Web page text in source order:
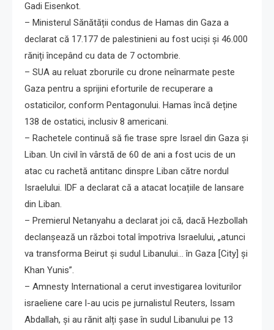
Gadi Eisenkot.
– Ministerul Sănătății condus de Hamas din Gaza a
declarat că 17.177 de palestinieni au fost uciși și 46.000
răniți începând cu data de 7 octombrie.
– SUA au reluat zborurile cu drone neînarmate peste
Gaza pentru a sprijini eforturile de recuperare a
ostaticilor, conform Pentagonului. Hamas încă deține
138 de ostatici, inclusiv 8 americani.
– Rachetele continuă să fie trase spre Israel din Gaza și
Liban. Un civil în vârstă de 60 de ani a fost ucis de un
atac cu rachetă antitanc dinspre Liban către nordul
Israelului. IDF a declarat că a atacat locațiile de lansare
din Liban.
– Premierul Netanyahu a declarat joi că, dacă Hezbollah
declanșează un război total împotriva Israelului, „atunci
va transforma Beirut și sudul Libanului… în Gaza [City] și
Khan Yunis”.
– Amnesty International a cerut investigarea loviturilor
israeliene care l-au ucis pe jurnalistul Reuters, Issam
Abdallah, și au rănit alți șase în sudul Libanului pe 13